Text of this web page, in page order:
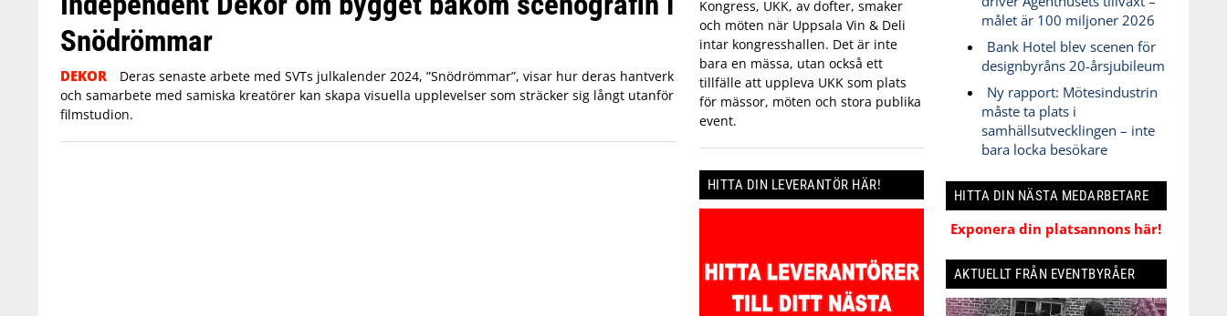
Snödrömmar
DEKOR
Deras senaste arbete med SVTs julkalender 2024, ”Snödrömmar”, visar hur deras hantverk
och samarbete med samiska kreatörer kan skapa visuella upplevelser som sträcker sig långt utanför
filmstudion.
Kongress, UKK, av dofter, smaker
och möten när Uppsala Vin & Deli
intar kongresshallen. Det är inte
bara en mässa, utan också ett
tillfälle att uppleva UKK som plats
för mässor, möten och stora publika
event.
HITTA DIN LEVERANTÖR HÄR!
målet är 100 miljoner 2026
Bank Hotel blev scenen för
designbyråns 20-årsjubileum
Ny rapport: Mötesindustrin
måste ta plats i
samhällsutvecklingen – inte
bara locka besökare
HITTA DIN NÄSTA MEDARBETARE
Exponera din platsannons här!
AKTUELLT FRÅN EVENTBYRÅER